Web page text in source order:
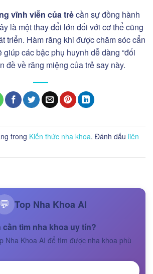
vĩnh viễn của trẻcần sự đồng hành
là một thay đổi lớn đối với cơ thể cũng
triển. Hàm răng khi được chăm sóc cẩn
các bậc phụ huynh dễ dàng “đối
đề về răng miệng của trẻ say này.
trong Kiến thức nha khoa. Đánh dấu liên
💬 Top Nha Khoa AI
cần tìm nha khoa uy tín?
Nha Khoa AI để tìm được nha khoa phù